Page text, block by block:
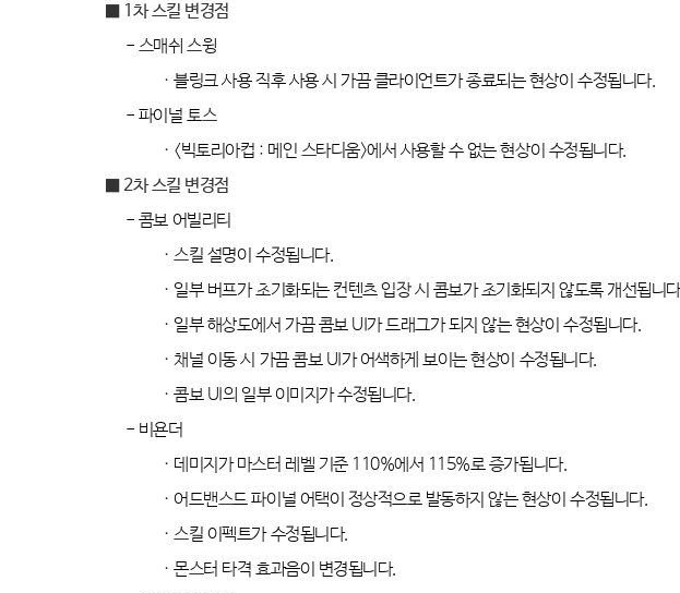
■ 1차 스킬 변경점
- 스매쉬 스윙
·블링크 사용 직후 사용 시 가끔 클라이언트가 종료되는 현상이 수정됩니다.
- 파이널 토스
· <빅토리아컵 : 메인 스타디움>에서 사용할 수 없는 현상이 수정됩니다.
■ 2차 스킬 변경점
- 콤보 어빌리티
·스킬 설명이 수정됩니다.
· 일부 버프가 초기화되는 컨텐츠 입장 시 콤보가 초기화되지 않도록 개선됩니다
· 일부 해상도에서 가끔 콤보UI가 드래그가 되지 않는 현상이 수정됩니다.
·채널 이동 시 가끔 콤보UI가 어색하게 보이는 현상이 수정됩니다.
·콤보UI의 일부 이미지가 수정됩니다.
- 비욘더
· 데미지가 마스터 레벨 기준110%에서 115%로 증가됩니다.
· 어드밴스드 파이널 어택이 정상적으로 발동하지 않는 현상이 수정됩니다.
·스킬 이펙트가 수정됩니다.
·몬스터 타격 효과음이 변경됩니다.